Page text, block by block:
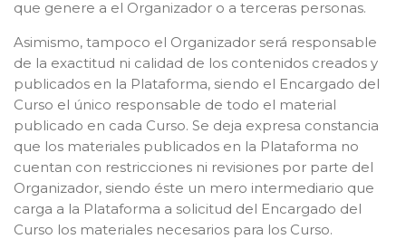
que genere a el Organizador o a terceras personas.
Asimismo, tampoco el Organizador será responsable
de la exactitud ni calidad de los contenidos creados y
publicados en la Plataforma, siendo el Encargado del
Curso el único responsable de todo el material
publicado en cada Curso. Se deja expresa constancia
que los materiales publicados en la Plataforma no
cuentan con restricciones ni revisiones por parte del
Organizador, siendo éste un mero intermediario que
carga a la Plataforma a solicitud del Encargado del
Curso los materiales necesarios para los Curso.